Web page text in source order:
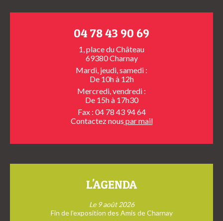
04 78 43 90 69
1, place du Château
69380 Charnay
Mardi, jeudi, samedi :
De 10h à 12h
Mercredi, vendredi :
De 15h à 17h30
Fax : 04 78 43 94 64
Contactez nous par mail
L'AGENDA
Le 9 août 2026
Fin de l’exposition des Amis de Charnay